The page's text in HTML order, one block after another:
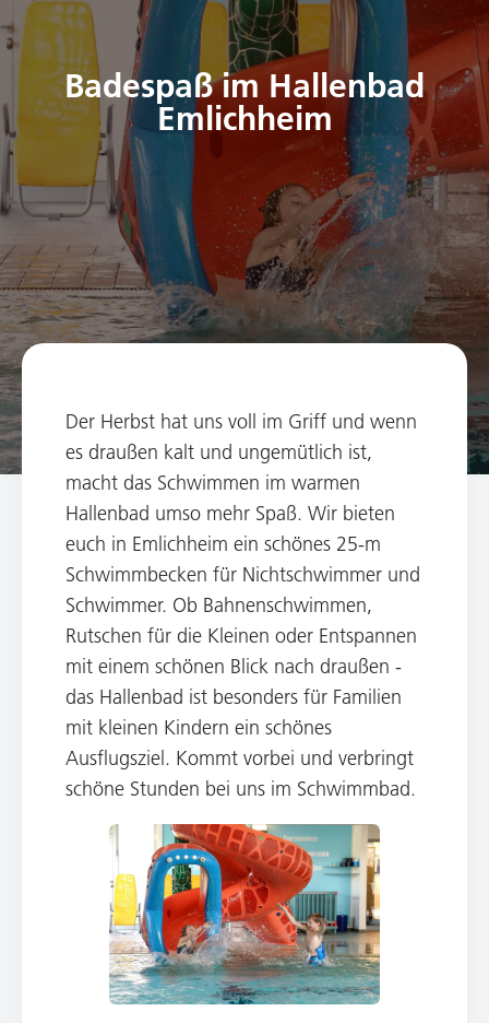
Badespaß im Hallenbad
Emlichheim
Der Herbst hat uns voll im Griff und wenn
es draußen kalt und ungemütlich ist,
macht das Schwimmen im warmen
Hallenbad umso mehr Spaß. Wir bieten
euch in Emlichheim ein schönes 25-m
Schwimmbecken für Nichtschwimmer und
Schwimmer. Ob Bahnenschwimmen,
Rutschen für die Kleinen oder Entspannen
mit einem schönen Blick nach draußen -
das Hallenbad ist besonders für Familien
mit kleinen Kindern ein schönes
Ausflugsziel. Kommt vorbei und verbringt
schöne Stunden bei uns im Schwimmbad.